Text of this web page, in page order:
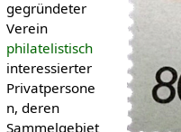
gegründeter
Verein
philatelistisch
interessierter
Privatpersone
n, deren
Sammelgebiet